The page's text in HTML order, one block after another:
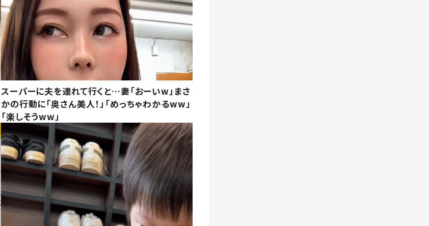
スーパーに夫を連れて行くと…妻「おーいw」まさ
かの行動に「奥さん美人！」「めっちゃわかるww」
「楽しそうww」